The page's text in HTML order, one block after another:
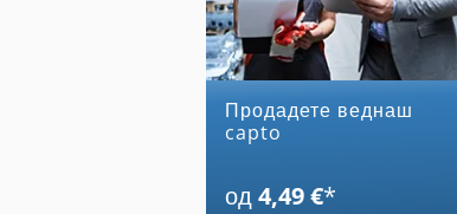
Продадете веднаш
capto
од4,49 €*